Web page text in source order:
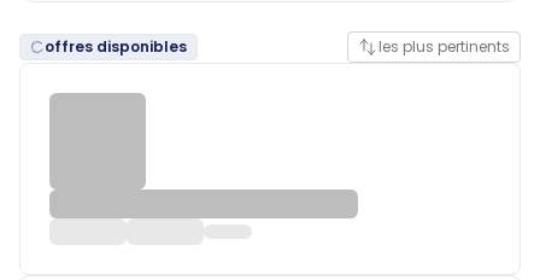
offres disponibles les plus pertinents